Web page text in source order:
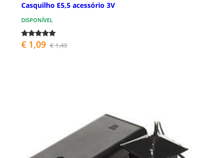
Casquilho E5,5 acessório 3V
DISPONÍVEL
€ 1,09 € 1,49